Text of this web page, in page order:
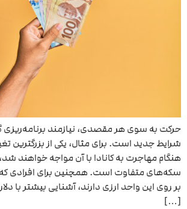
حرکت به سوی هر مقصدی، نیازمند برنامه‌ریزی
شرایط جدید است. برای مثال، یکی از بزرگترین
هنگام مهاجرت به کانادا با آن مواجه خواهند
سکه‌های متفاوت است. همچنین برای افرادی
بر روی این واحد ارزی دارند، آشنایی بیشتر با
[…]